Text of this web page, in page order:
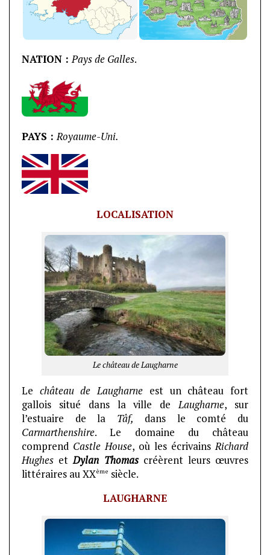
NATION :Pays de Galles.
PAYS :Royaume-Uni.
LOCALISATION
Le château de Laugharne
Le château de Laugharne est un château fort
gallois situé dans la ville deLaugharne, sur
l’estuaire de la Tâf, dans le comté du
Carmarthenshire. Le domaine du château
comprend Castle House, où les écrivainsRichard
Hughes etDylan Thomascréèrent leurs œuvres
littéraires au XXème siècle.
LAUGHARNE